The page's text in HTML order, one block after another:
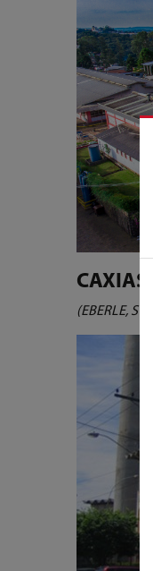
CAXIAS
(EBERLE,